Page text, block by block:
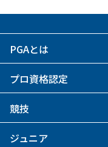
PGAとは
プロ資格認定
競技
ジュニア